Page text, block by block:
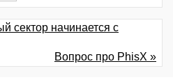
сектор начинается с
Вопрос про PhisX »